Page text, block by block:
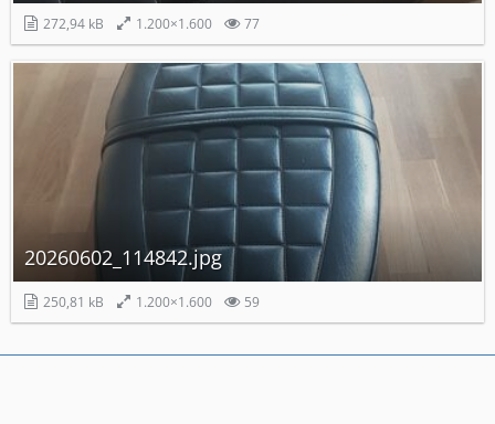
272,94 kB 1.200×1.600 77
20260602_114842.jpg
250,81 kB 1.200×1.600 59